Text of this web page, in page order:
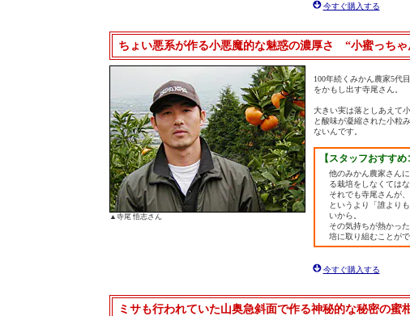
今すぐ購入する
ちょい悪系が作る小悪魔的な魅惑の濃厚さ “小蜜っちゃ
▲寺尾 悟志さん
100年続くみかん農家5代
をかもし出す寺尾さん。
大きい実は落としあえて
と酸味が凝縮された小粒
ないんです。
【スタッフおすすめ
他のみかん農家さん
る栽培をしなくては
それでも寺尾さんが
というより「誰より
いから。
その気持ちが熱かっ
培に取り組むことがで
今すぐ購入する
ミサも行われていた山奥急斜面で作る神秘的な秘密の